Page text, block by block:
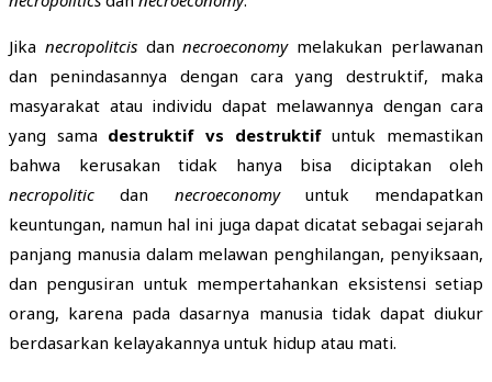
Jika necropolitcis dannecroeconomymelakukan perlawanan
dan penindasannya dengan cara yang destruktif, maka
masyarakat atau individu dapat melawannya dengan cara
yang sama destruktif vs destruktifuntuk memastikan
bahwa kerusakan tidak hanya bisa diciptakan oleh
necropoliticdan necroeconomyuntuk mendapatkan
keuntungan, namun hal ini juga dapat dicatat sebagai sejarah
panjang manusia dalam melawan penghilangan, penyiksaan,
dan pengusiran untuk mempertahankan eksistensi setiap
orang, karena pada dasarnya manusia tidak dapat diukur
berdasarkan kelayakannya untuk hidup atau mati.